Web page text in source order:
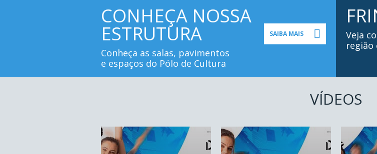
CONHEÇA NOSSA
ESTRUTURA
Conheça as salas, pavimentos
e espaços do Pólo de Cultura
SAIBA MAIS
Veja
região
VÍDEOS